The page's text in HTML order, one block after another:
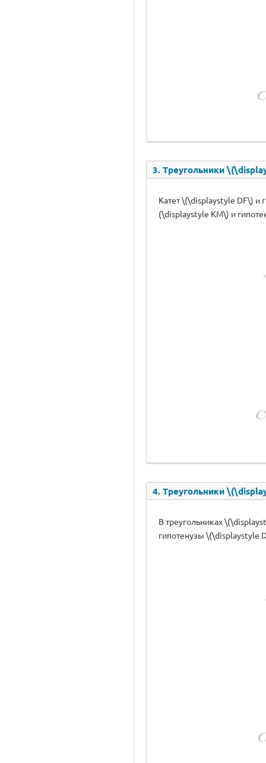
3. Треугольники
Катет \(\displaystyle DF\) и
(\displaystyle KM\) и
4. Треугольники
В треугольниках
гипотенузы \(\displaystyle